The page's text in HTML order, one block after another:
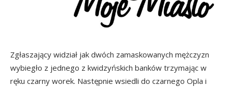
Zgłaszający widział jak dwóch zamaskowanych mężczyzn
wybiegło z jednego z kwidzyńskich banków trzymając w
ręku czarny worek. Następnie wsiedli do czarnego Opla i